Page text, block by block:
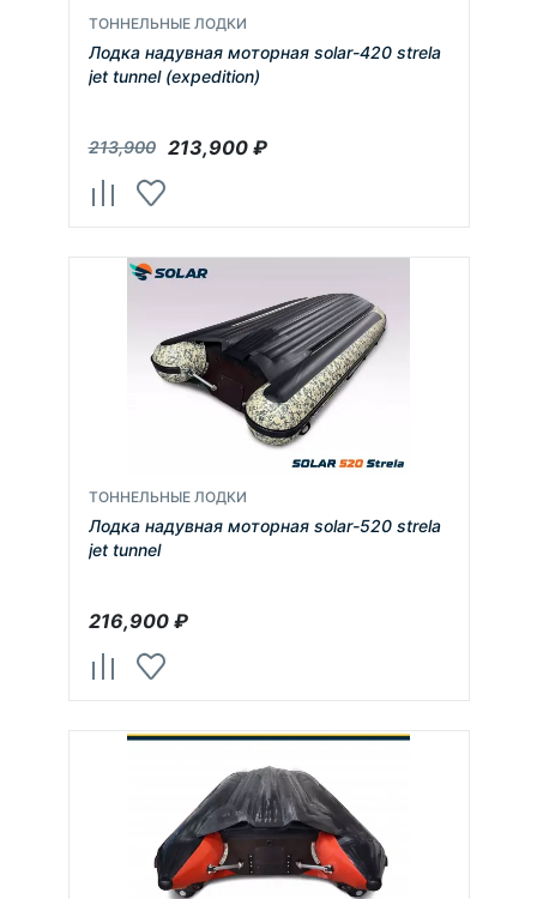
ТОННЕЛЬНЫЕ ЛОДКИ
Лодка надувная моторная solar-420 strela
jet tunnel (expedition)
213,900 213,900₽
ТОННЕЛЬНЫЕ ЛОДКИ
Лодка надувная моторная solar-520 strela
jet tunnel
216,900₽